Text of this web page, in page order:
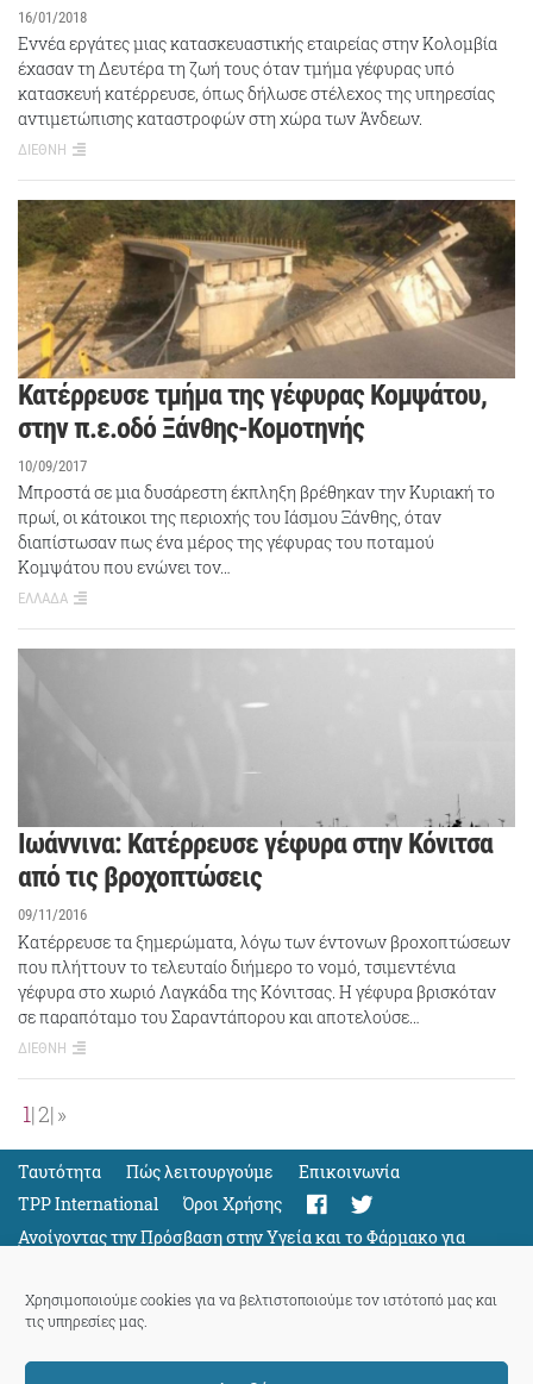
Χρησιμοποιούμε cookies για να βελτιστοποιούμε τον ιστότοπό μας και
τις υπηρεσίες μας.
16/01/2018
Εννέα εργάτες μιας κατασκευαστικής εταιρείας στην Κολομβία
έχασαν τη Δευτέρα τη ζωή τους όταν τμήμα γέφυρας υπό
κατασκευή κατέρρευσε, όπως δήλωσε στέλεχος της υπηρεσίας
αντιμετώπισης καταστροφών στη χώρα των Άνδεων.
ΔΙΕΘΝΗ
Κατέρρευσε τμήμα της γέφυρας Κομψάτου,
στην π.ε.οδό Ξάνθης-Κομοτηνής
10/09/2017
Μπροστά σε μια δυσάρεστη έκπληξη βρέθηκαν την Κυριακή το
πρωί, οι κάτοικοι της περιοχής του Ιάσμου Ξάνθης, όταν
διαπίστωσαν πως ένα μέρος της γέφυρας του ποταμού
Κομψάτου που ενώνει τον…
ΕΛΛΑΔΑ
Ιωάννινα: Κατέρρευσε γέφυρα στην Κόνιτσα
από τις βροχοπτώσεις
09/11/2016
Κατέρρευσε τα ξημερώματα, λόγω των έντονων βροχοπτώσεων
που πλήττουν το τελευταίο διήμερο το νoμό, τσιμεντένια
γέφυρα στο χωριό Λαγκάδα της Κόνιτσας. Η γέφυρα βρισκόταν
σε παραπόταμο του Σαραντάπορου και αποτελούσε…
ΔΙΕΘΝΗ
1 2 »
Ταυτότητα Πώς λειτουργούμε
Eπικοινωνία
TPP International
Όροι Χρήσης
Ανοίγοντας την Πρόσβαση στην Υγεία και το Φάρμακο για
Όλους
Support